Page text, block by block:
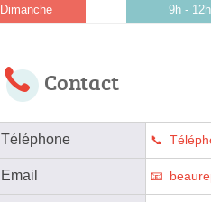
Dimanche 9h - 12h
Contact
Téléphone
Email